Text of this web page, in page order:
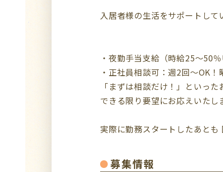
入居者様の生活をサポートして
・夜勤手当支給（時給25～50％
・正社員相談可：週2回～OK
「まずは相談だけ！」といっ
できる限り要望にお応えいたし
実際に勤務スタートしたあとも
募集情報